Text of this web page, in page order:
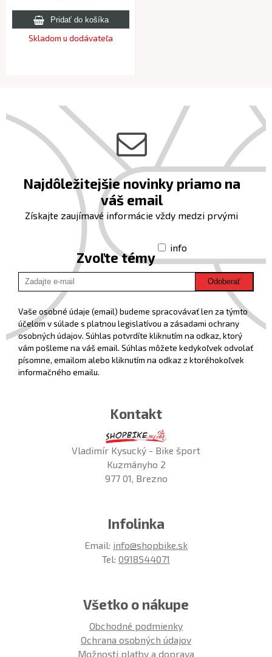
Skladom u dodávateľa
Najdôležitejšie novinky priamo na
váš email
Získajte zaujímavé informácie vždy medzi prvými
Zvoľte témy
info
Odoberať
Vaše osobné údaje (email) budeme spracovávať len za týmto
účelom v súlade s platnou legislatívou a zásadami ochrany
osobných údajov. Súhlas potvrdíte kliknutím na odkaz, ktorý
vám pošleme na váš email. Súhlas môžete kedykoľvek odvolať
písomne, emailom alebo kliknutím na odkaz z ktoréhokoľvek
informačného emailu.
Kontakt
Vladimír Kysucký - Bike šport
Kuzmányho 2
977 01, Brezno
Infolinka
Email: info@shopbike.sk
Tel: 0918544071
Všetko o nákupe
Obchodné podmienky
Ochrana osobných údajov
Možnosti platby a doprava